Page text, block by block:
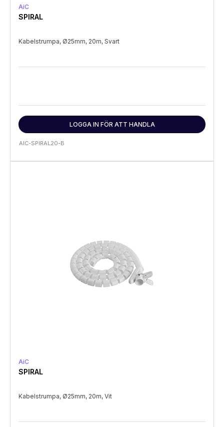
AiC
SPIRAL
Kabelstrumpa, Ø25mm, 20m, Svart
LOGGA IN FÖR ATT HANDLA
AIC-SPIRAL20-B
AiC
SPIRAL
Kabelstrumpa, Ø25mm, 20m, Vit